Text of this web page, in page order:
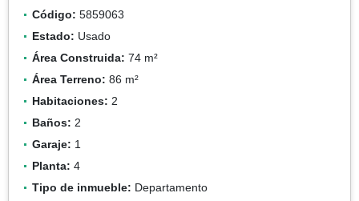
Código: 5859063
Estado: Usado
Área Construida: 74 m²
Área Terreno: 86 m²
Habitaciones: 2
Baños: 2
Garaje: 1
Planta: 4
Tipo de inmueble: Departamento